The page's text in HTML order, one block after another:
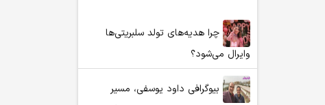
چرا هدیه‌های تولد سلبریتی‌ها
وایرال می‌شود؟
بیوگرافی داود یوسفی، مسیر